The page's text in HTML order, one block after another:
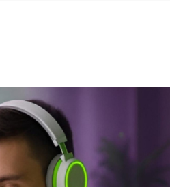
de
Institucional